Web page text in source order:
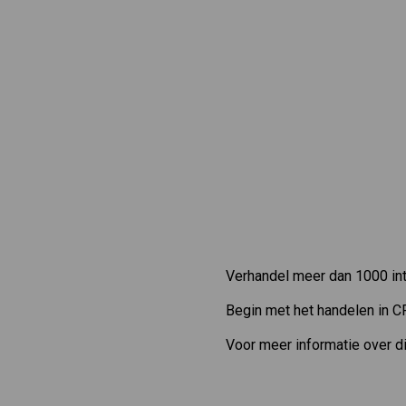
Verhandel meer dan 1000
Begin met het handelen in
Voor meer informatie over